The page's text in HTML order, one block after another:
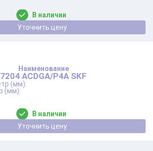
В наличии
Уточнить цену
7204 ACDGA/P4A SKF
В наличии
Уточнить цену